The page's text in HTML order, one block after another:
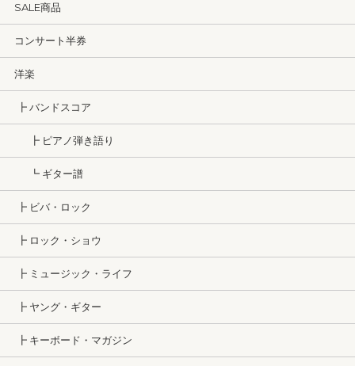
SALE商品
コンサート半券
洋楽
┣ バンドスコア
┣ ピアノ弾き語り
┗ ギター譜
┣ ビバ・ロック
┣ ロック・ショウ
┣ ミュージック・ライフ
┣ ヤング・ギター
┣ キーボード・マガジン